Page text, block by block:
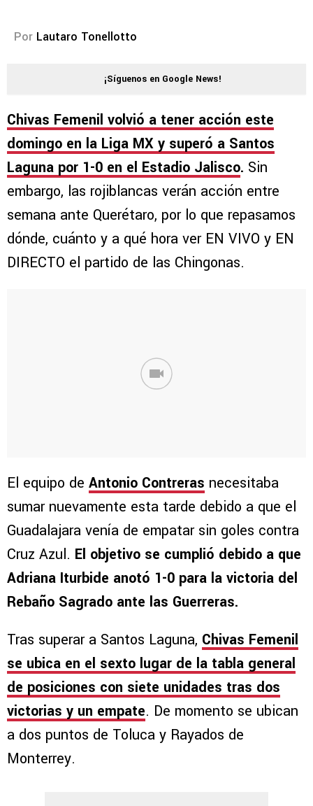
Por Lautaro Tonellotto
¡Síguenos en Google News!
Chivas Femenil volvió a tener acción este
domingo en la Liga MX y superó a Santos
Laguna por 1-0 en el Estadio Jalisco. Sin
embargo, las rojiblancas verán acción entre
semana ante Querétaro, por lo que repasamos
dónde, cuánto y a qué hora ver EN VIVO y EN
DIRECTO el partido de las Chingonas.
El equipo de Antonio Contreras necesitaba
sumar nuevamente esta tarde debido a que el
Guadalajara venía de empatar sin goles contra
Cruz Azul. El objetivo se cumplió debido a que
Adriana Iturbide anotó 1-0 para la victoria del
Rebaño Sagrado ante las Guerreras.
Tras superar a Santos Laguna, Chivas Femenil
se ubica en el sexto lugar de la tabla general
de posiciones con siete unidades tras dos
victorias y un empate. De momento se ubican
a dos puntos de Toluca y Rayados de
Monterrey.